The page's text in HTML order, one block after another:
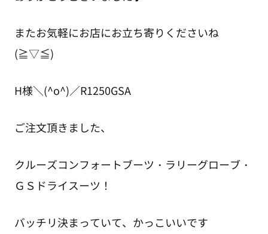
またお気軽にお店にお立ち寄りくださいね
(≧▽≦)
H様＼(^o^)／R1250GSA
ご注文頂きました、
クルーズコンフォートブーツ・ラリーグローブ・
ＧＳドライスーツ！
バッチリ決まっていて、かっこいいです